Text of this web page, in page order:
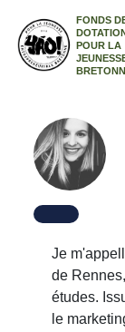
FONDS
POUR LA
Je
de
études.
le